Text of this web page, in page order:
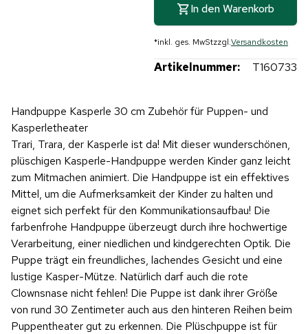
In den Warenkorb
*inkl. ges. MwStzzgl.Versandkosten
Artikelnummer: T160733
Handpuppe Kasperle 30 cm Zubehör für Puppen- und
Kasperletheater
Trari, Trara, der Kasperle ist da! Mit dieser wunderschönen,
plüschigen Kasperle-Handpuppe werden Kinder ganz leicht
zum Mitmachen animiert. Die Handpuppe ist ein effektives
Mittel, um die Aufmerksamkeit der Kinder zu halten und
eignet sich perfekt für den Kommunikationsaufbau! Die
farbenfrohe Handpuppe überzeugt durch ihre hochwertige
Verarbeitung, einer niedlichen und kindgerechten Optik. Die
Puppe trägt ein freundliches, lachendes Gesicht und eine
lustige Kasper-Mütze. Natürlich darf auch die rote
Clownsnase nicht fehlen! Die Puppe ist dank ihrer Größe
von rund 30 Zentimeter auch aus den hinteren Reihen beim
Puppentheater gut zu erkennen. Die Plüschpuppe ist für